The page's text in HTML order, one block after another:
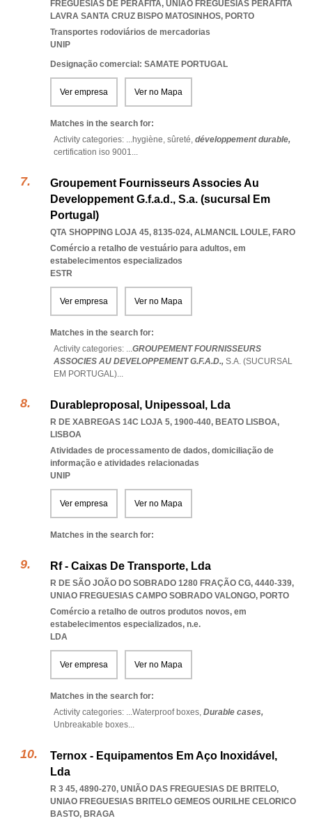
FREGUESIAS DE PERAFITA, UNIAO FREGUESIAS PERAFITA
LAVRA SANTA CRUZ BISPO MATOSINHOS, PORTO
Transportes rodoviários de mercadorias
UNIP
Designação comercial: SAMATE PORTUGAL
Ver empresa Ver no Mapa
Matches in the search for:
Activity categories: ...hygiène, sûreté, développement durable,
certification iso 9001...
Groupement Fournisseurs Associes Au
Developpement G.f.a.d., S.a. (sucursal Em
Portugal)
QTA SHOPPING LOJA 45, 8135-024, ALMANCIL LOULE, FARO
Comércio a retalho de vestuário para adultos, em
estabelecimentos especializados
ESTR
Ver empresa Ver no Mapa
Matches in the search for:
Activity categories: ...GROUPEMENT FOURNISSEURS
ASSOCIES AU DEVELOPPEMENT G.F.A.D., S.A. (SUCURSAL
EM PORTUGAL)...
Durableproposal, Unipessoal, Lda
R DE XABREGAS 14C LOJA 5, 1900-440, BEATO LISBOA,
LISBOA
Atividades de processamento de dados, domiciliação de
informação e atividades relacionadas
UNIP
Ver empresa Ver no Mapa
Matches in the search for:
Rf - Caixas De Transporte, Lda
R DE SÃO JOÃO DO SOBRADO 1280 FRAÇÃO CG, 4440-339,
UNIAO FREGUESIAS CAMPO SOBRADO VALONGO, PORTO
Comércio a retalho de outros produtos novos, em
estabelecimentos especializados, n.e.
LDA
Ver empresa Ver no Mapa
Matches in the search for:
Activity categories: ...Waterproof boxes, Durable cases,
Unbreakable boxes...
Ternox - Equipamentos Em Aço Inoxidável,
Lda
R 3 45, 4890-270, UNIÃO DAS FREGUESIAS DE BRITELO,
UNIAO FREGUESIAS BRITELO GEMEOS OURILHE CELORICO
BASTO, BRAGA